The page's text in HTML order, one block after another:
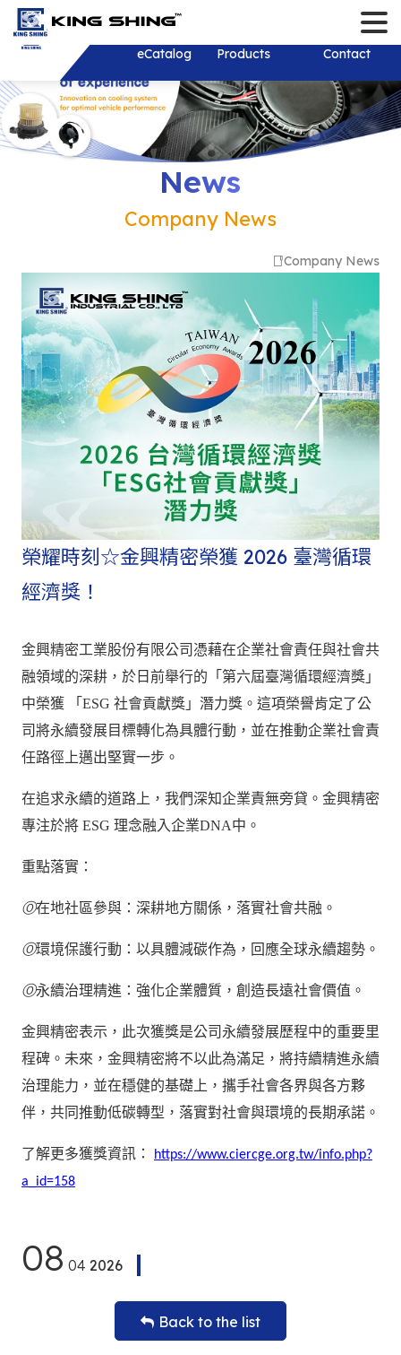
Contact
English
繁體中文
Login/Register
About
About
History
eCatalog Products Solution
Solution
Product
Plastic Injection
Shaft
Wiring Harness/
Wire Harness
Carton
Download
New Products
News
Company
Recruit Talents
Investor
Stakeholder
Financial
Monthly
years
EFC Material
Online
Sustainable
Social
Board of
Internal Audit
Important
Contact
News
Company News
Company News
榮耀時刻☆金興精密榮獲 2026 臺灣循環
經濟獎！
金興精密工業股份有限公司憑藉在企業社會責任與社會共
融領域的深耕，於日前舉行的「第六屆臺灣循環經濟獎」
中榮獲 「ESG 社會貢獻獎」潛力獎。這項榮譽肯定了公
司將永續發展目標轉化為具體行動，並在推動企業社會責
任路徑上邁出堅實一步。
在追求永續的道路上，我們深知企業責無旁貸。金興精密
專注於將 ESG 理念融入企業DNA中。
重點落實：
Ⓞ在地社區參與：深耕地方關係，落實社會共融。
Ⓞ環境保護行動：以具體減碳作為，回應全球永續趨勢。
Ⓞ永續治理精進：強化企業體質，創造長遠社會價值。
金興精密表示，此次獲獎是公司永續發展歷程中的重要里
程碑。未來，金興精密將不以此為滿足，將持續精進永續
治理能力，並在穩健的基礎上，攜手社會各界與各方夥
伴，共同推動低碳轉型，落實對社會與環境的長期承諾。
了解更多獲獎資訊：
https://www.ciercge.org.tw/info.php?
a_id=158
08 04 2026
Back to the list